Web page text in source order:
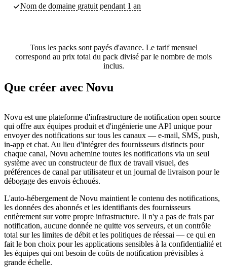
Nom de domaine gratuit pendant 1 an
Tous les packs sont payés d'avance. Le tarif mensuel
correspond au prix total du pack divisé par le nombre de mois
inclus.
Que créer avec Novu
Novu est une plateforme d'infrastructure de notification open source
qui offre aux équipes produit et d'ingénierie une API unique pour
envoyer des notifications sur tous les canaux — e-mail, SMS, push,
in-app et chat. Au lieu d'intégrer des fournisseurs distincts pour
chaque canal, Novu achemine toutes les notifications via un seul
système avec un constructeur de flux de travail visuel, des
préférences de canal par utilisateur et un journal de livraison pour le
débogage des envois échoués.
L'auto-hébergement de Novu maintient le contenu des notifications,
les données des abonnés et les identifiants des fournisseurs
entièrement sur votre propre infrastructure. Il n'y a pas de frais par
notification, aucune donnée ne quitte vos serveurs, et un contrôle
total sur les limites de débit et les politiques de réessai — ce qui en
fait le bon choix pour les applications sensibles à la confidentialité et
les équipes qui ont besoin de coûts de notification prévisibles à
grande échelle.